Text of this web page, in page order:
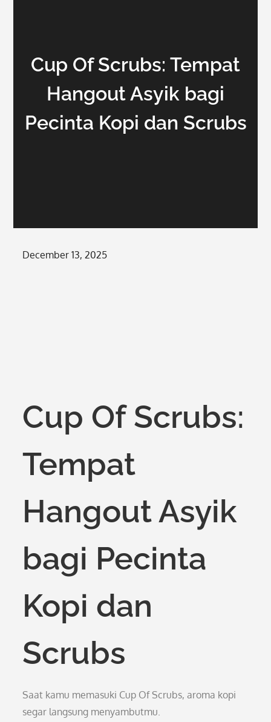
Cup Of Scrubs: Tempat
Hangout Asyik bagi
Pecinta Kopi dan Scrubs
Posted
December 13, 2025
Cup Of Scrubs:
Tempat
Hangout Asyik
bagi Pecinta
Kopi dan
Scrubs
Saat kamu memasuki Cup Of Scrubs, aroma kopi
segar langsung menyambutmu.